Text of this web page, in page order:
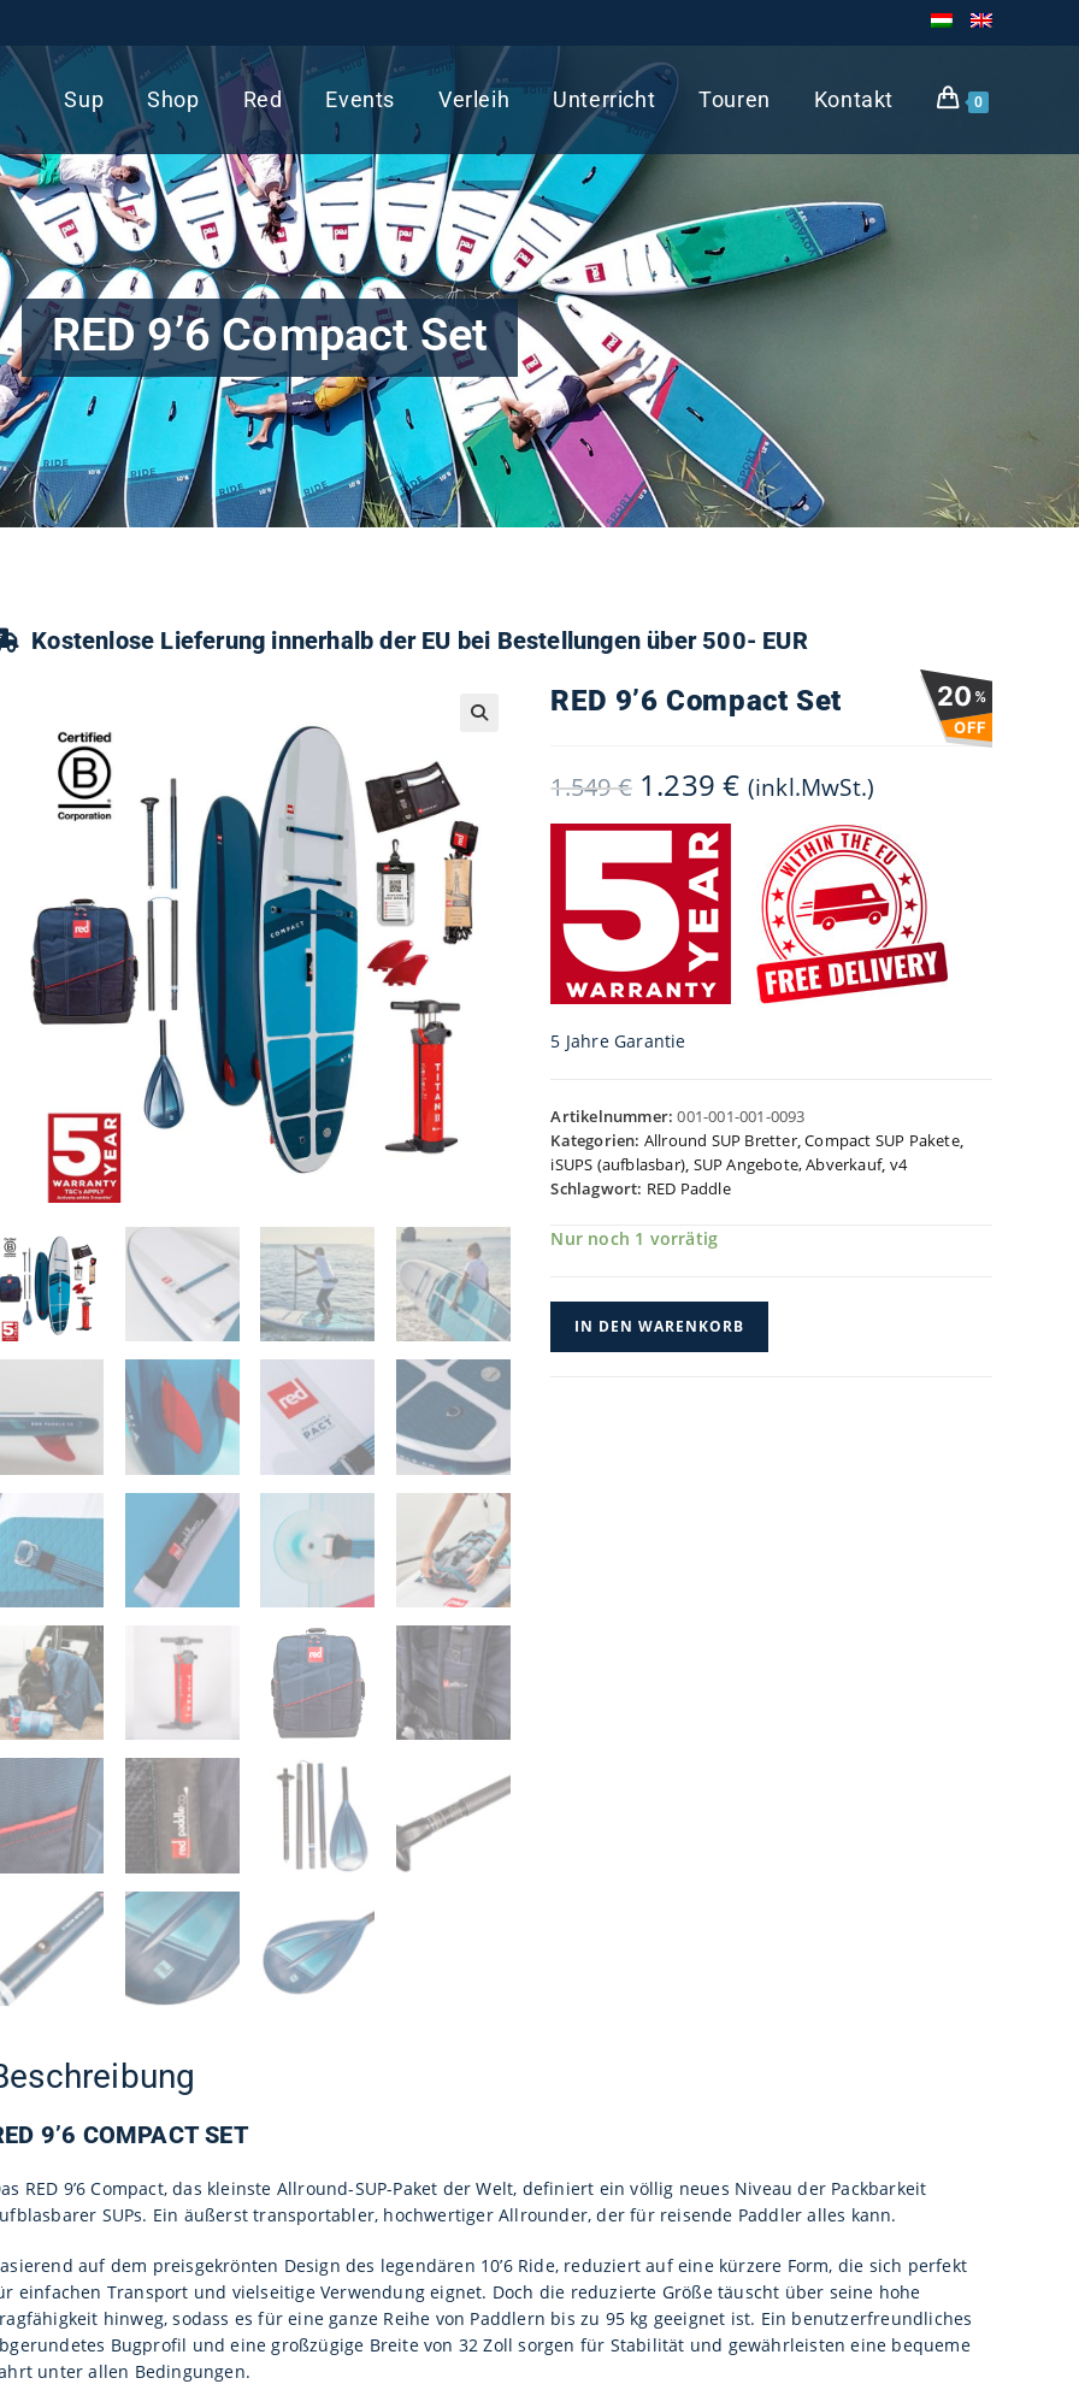
Sup Shop Red Events Verleih Unterricht Touren Kontakt 0
RED 9’6 Compact Set
Kostenlose Lieferung innerhalb der EU bei Bestellungen über 500- EUR
20%
OFF
RED 9’6 Compact Set
1.549€ Ursprünglicher
Preis
1.549 €
1.239€Aktueller
Preis
(inkl.MwSt.)
5 Jahre Garantie
Artikelnummer:001-001-001-0093
Kategorien: Allround SUP Bretter,Compact SUP Pakete,
iSUPS (aufblasbar), SUP Angebote, Abverkauf, v4
Schlagwort: RED Paddle
Nur noch 1 vorrätig
IN DEN WARENKORB
9’6 COMPACT SET
RED 9’6 Compact, das kleinste Allround-SUP-Paket der Welt, definiert ein völlig neues Niveau der Packbarkeit
SUPs. Ein äußerst transportabler, hochwertiger Allrounder, der für reisende Paddler alles kann.
auf dem preisgekrönten Design des legendären 10’6 Ride, reduziert auf eine kürzere Form, die sich perfekt
einfachen Transport und vielseitige Verwendung eignet. Doch die reduzierte Größe täuscht über seine hohe
hinweg, sodass es für eine ganze Reihe von Paddlern bis zu 95 kg geeignet ist. Ein benutzerfreundliches
Bugprofil und eine großzügige Breite von 32 Zoll sorgen für Stabilität und gewährleisten eine bequeme
unter allen Bedingungen.